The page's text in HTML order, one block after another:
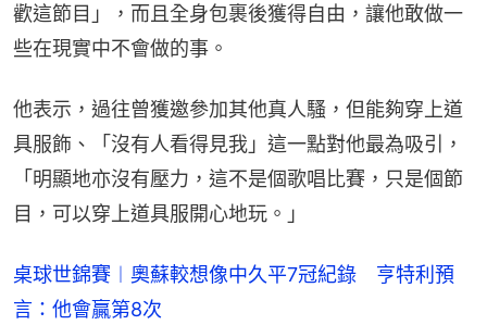
歡這節目」，而且全身包裹後獲得自由，讓他敢做一
些在現實中不會做的事。
他表示，過往曾獲邀參加其他真人騷，但能夠穿上道
具服飾、「沒有人看得見我」這一點對他最為吸引，
「明顯地亦沒有壓力，這不是個歌唱比賽，只是個節
目，可以穿上道具服開心地玩。」
桌球世錦賽︱奧蘇較想像中久平7冠紀錄 亨特利預
言：他會贏第8次